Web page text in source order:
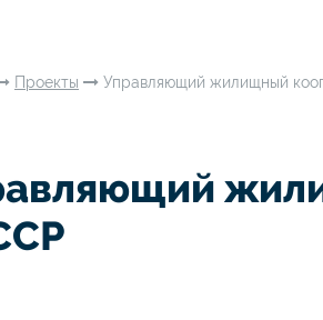
Проекты Управляющий жилищный